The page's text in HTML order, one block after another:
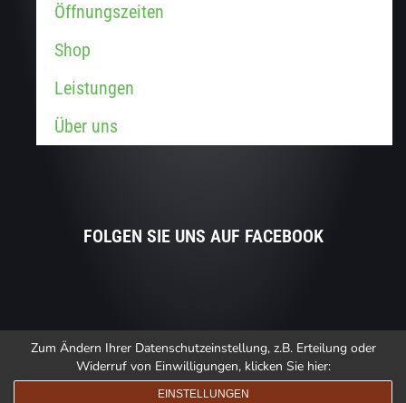
Öffnungszeiten
Shop
Leistungen
Über uns
FOLGEN SIE UNS AUF FACEBOOK
Copyright 2022 | Hochkönig Apotheke | Alle Rechte
vorbehalten |IMPRESSUM|DATENSCHUTZ
Zum Ändern Ihrer Datenschutzeinstellung, z.B. Erteilung oder
Widerruf von Einwilligungen, klicken Sie hier:
EINSTELLUNGEN